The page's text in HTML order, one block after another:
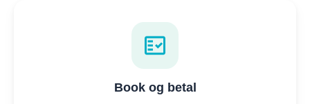
fact_check
Book og betal